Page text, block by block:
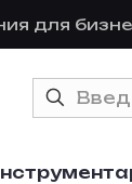
для